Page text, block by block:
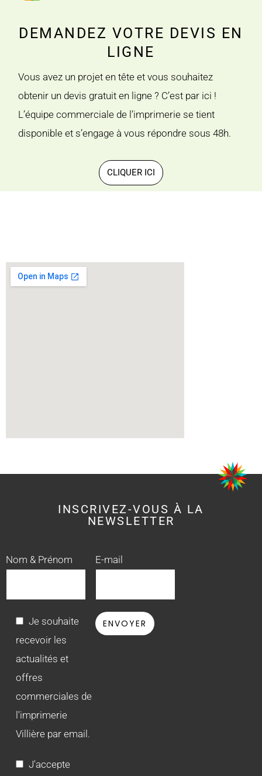
DEMANDEZ VOTRE DEVIS EN
LIGNE
Vous avez un projet en tête et vous souhaitez
obtenir un devis gratuit en ligne ? C’est par ici !
L’équipe commerciale de l’imprimerie se tient
disponible et s’engage à vous répondre sous 48h.
CLIQUER ICI
INSCRIVEZ-VOUS À LA
NEWSLETTER
Nom & Prénom E-mail
Je souhaite
recevoir les
actualités et
offres
commerciales de
l'imprimerie
Villière par email.
J'accepte